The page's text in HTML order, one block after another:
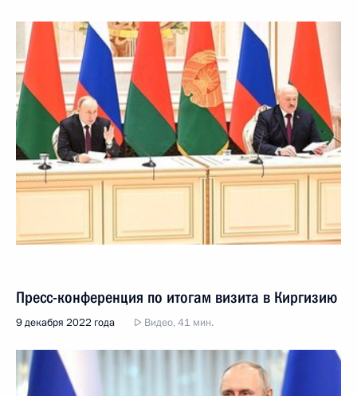
Пресс-конференция по итогам визита в Киргизию
9 декабря 2022 года Видео, 41 мин.